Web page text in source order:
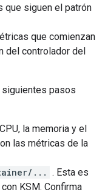
que siguen el patrón
que comienzan
del controlador del
pasos
la memoria y el
las métricas de la
... . Esta es
KSM. Confirma